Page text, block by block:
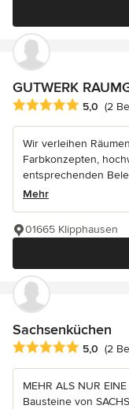
GUTWERK
Durchschnittliche
5,0 (2
Wir verleihen
Farbkonzepten,
entsprechenden
Mehr
01665 Klipphausen
Sachsenküchen
Durchschnittliche
5,0 (2
MEHR ALS NUR
Bausteine von